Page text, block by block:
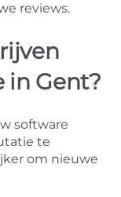
reviews.
in Gent?
software
te
om nieuwe